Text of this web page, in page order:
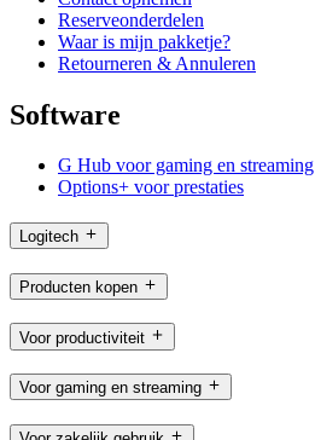
Reserveonderdelen
Waar is mijn pakketje?
Retourneren & Annuleren
Software
G Hub voor gaming en streaming
Options+ voor prestaties
Logitech
Producten kopen
Voor productiviteit
Voor gaming en streaming